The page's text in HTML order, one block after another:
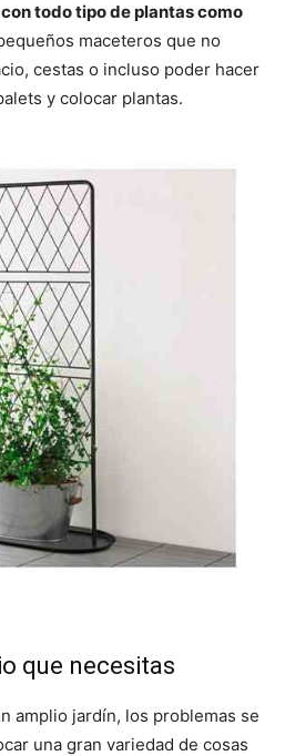
todo tipo de plantas como
maceteros que no
cestas o incluso poder hacer
y colocar plantas.
que necesitas
amplio jardín, los problemas se
una gran variedad de cosas